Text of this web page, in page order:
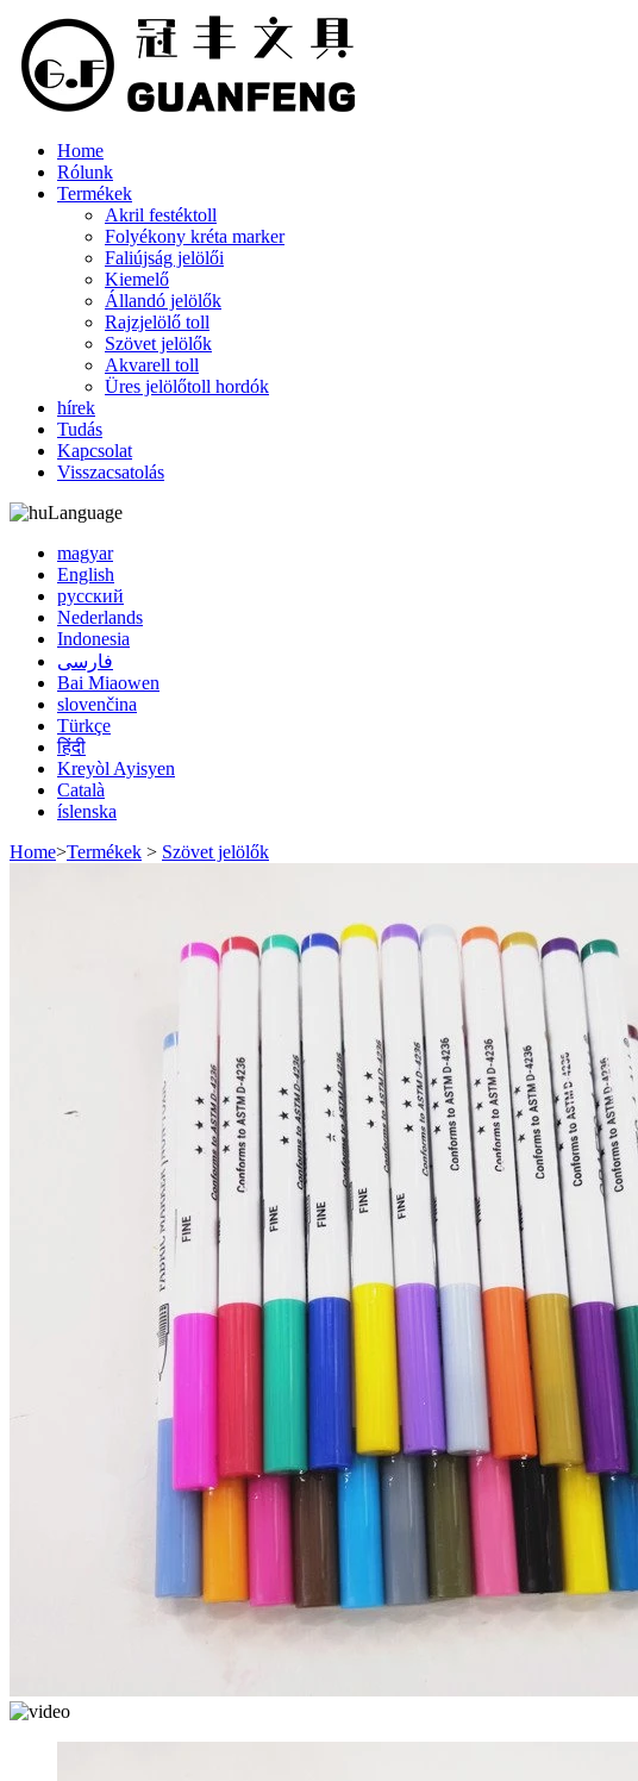
Home
Rólunk
Termékek
Akril festéktoll
Folyékony kréta marker
Faliújság jelölői
Kiemelő
Állandó jelölők
Rajzjelölő toll
Szövet jelölők
Akvarell toll
Üres jelölőtoll hordók
hírek
Tudás
Kapcsolat
Visszacsatolás
Language
magyar
English
русский
Nederlands
Indonesia
فارسی
Bai Miaowen
slovenčina
Türkçe
हिंदी
Kreyòl Ayisyen
Català
íslenska
Home>Termékek > Szövet jelölők